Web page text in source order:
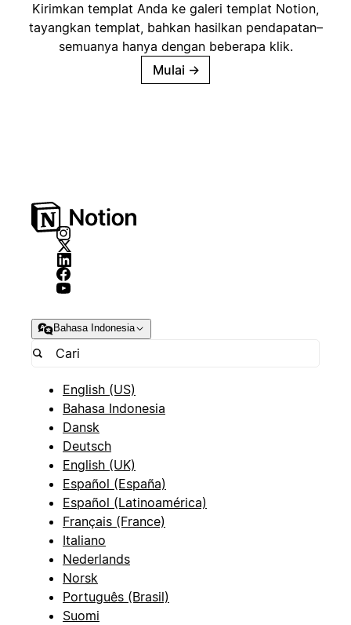
Kirimkan templat Anda ke galeri templat Notion,
tayangkan templat, bahkan hasilkan pendapatan–
semuanya hanya dengan beberapa klik.
Mulai →
Bahasa Indonesia
English (US)
Bahasa Indonesia
Dansk
Deutsch
English (UK)
Español (España)
Español (Latinoamérica)
Français (France)
Italiano
Nederlands
Norsk
Português (Brasil)
Suomi